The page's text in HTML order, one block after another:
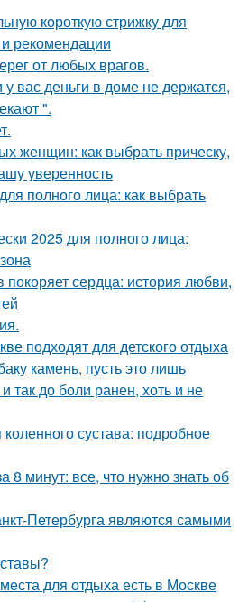
короткую стрижку для
рекомендации
от любых врагов.
вас деньги в доме не держатся,
".
женщин: как выбрать прическу,
уверенность
полного лица: как выбрать
2025 для полного лица:
сердца: история любви,
подходят для детского отдыха
камень, пусть это лишь
так до боли ранен, хоть и не
сустава: подробное
8 минут: все, что нужно знать об
Петербурга являются самыми
для отдыха есть в Москве